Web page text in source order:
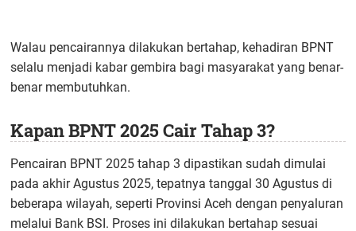
Walau pencairannya dilakukan bertahap, kehadiran BPNT
selalu menjadi kabar gembira bagi masyarakat yang benar-
benar membutuhkan.
Kapan BPNT 2025 Cair Tahap 3?
Pencairan BPNT 2025 tahap 3 dipastikan sudah dimulai
pada akhir Agustus 2025, tepatnya tanggal 30 Agustus di
beberapa wilayah, seperti Provinsi Aceh dengan penyaluran
melalui Bank BSI. Proses ini dilakukan bertahap sesuai